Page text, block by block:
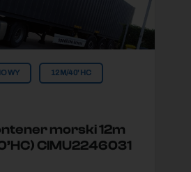
12M/40'HC
morski 12m
CIMU2246031